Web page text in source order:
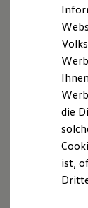
we
Besitzer
die
ist,